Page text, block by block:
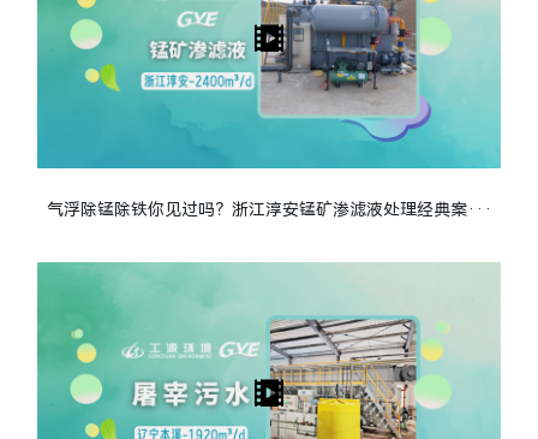
气浮除锰除铁你见过吗？浙江淳安锰矿渗滤液处理经典案···